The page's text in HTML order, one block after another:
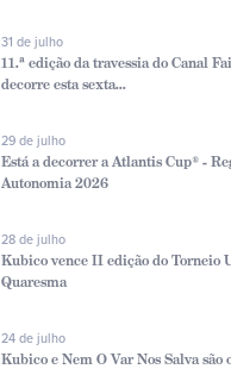
31 de julho
11.ª edição da travessia do Canal
decorre esta sexta...
29 de julho
Está a decorrer a Atlantis Cup® -
Autonomia 2026
28 de julho
Kubico vence II edição do Torneio
Quaresma
24 de julho
Kubico e Nem O Var Nos Salva são